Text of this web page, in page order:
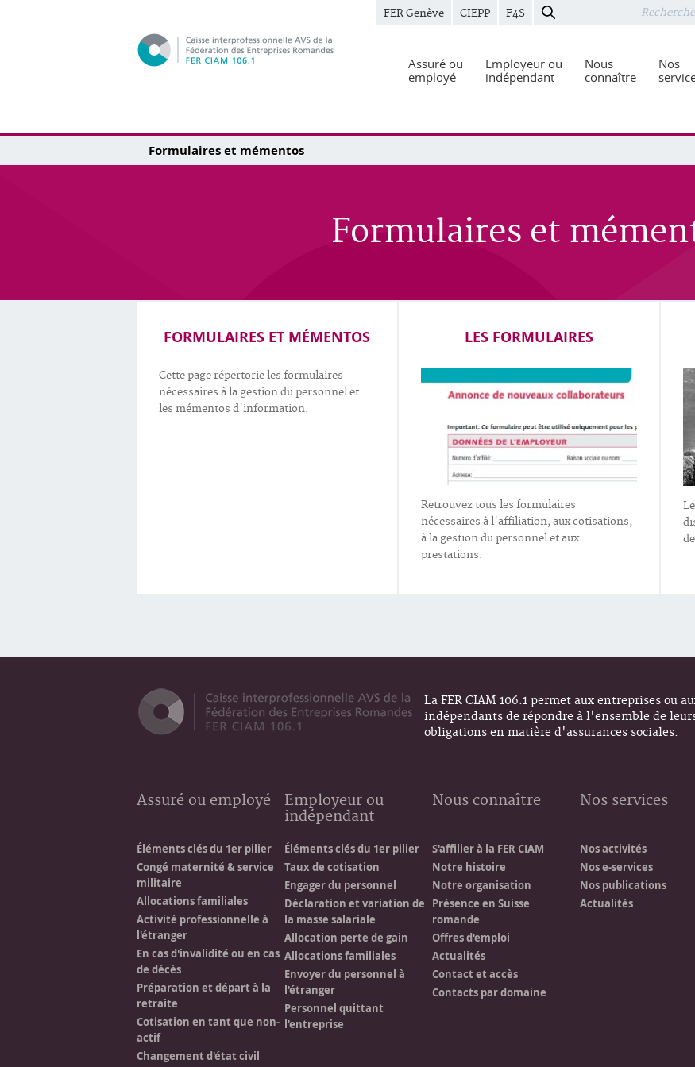
FER Genève CIEPP F4S
Assuré ou
employé
Employeur ou
indépendant
Nous
connaître
Nos
Formulaires et mémentos
Formulaires et
FORMULAIRES ET MÉMENTOS
Cette page répertorie les formulaires
nécessaires à la gestion du personnel et
les mémentos d'information.
LES FORMULAIRES
Retrouvez tous les formulaires
nécessaires à l'affiliation, aux cotisations,
à la gestion du personnel et aux
prestations.
La FER CIAM 106.1 permet aux entreprises ou
indépendants de répondre à l'ensemble de
obligations en matière d'assurances sociales.
Assuré ou employé
Éléments clés du 1er pilier
Congé maternité & service
militaire
Allocations familiales
Activité professionnelle à
l'étranger
En cas d'invalidité ou en cas
de décès
Préparation et départ à la
retraite
Cotisation en tant que non-
actif
Changement d'état civil
Employeur ou
indépendant
Éléments clés du 1er pilier
Taux de cotisation
Engager du personnel
Déclaration et variation de
la masse salariale
Allocation perte de gain
Allocations familiales
Envoyer du personnel à
l'étranger
Personnel quittant
l'entreprise
Nous connaître
S'affilier à la FER CIAM
Notre histoire
Notre organisation
Présence en Suisse
romande
Offres d'emploi
Actualités
Contact et accès
Contacts par domaine
Nos services
Nos activités
Nos e-services
Nos publications
Actualités